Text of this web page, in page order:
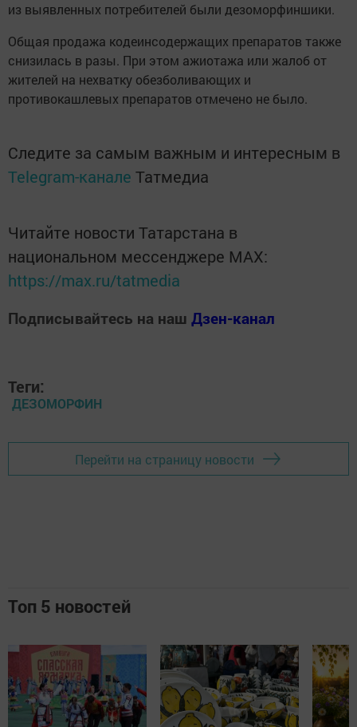
из выявленных потребителей были дезоморфиншики.
Общая продажа кодеинсодержащих препаратов также
снизилась в разы. При этом ажиотажа или жалоб от
жителей на нехватку обезболивающих и
противокашлевых препаратов отмечено не было.
Следите за самым важным и интересным в
Telegram-канале Татмедиа
Читайте новости Татарстана в
национальном мессенджере MАХ:
https://max.ru/tatmedia
Подписывайтесь на наш Дзен-канал
Теги:
ДЕЗОМОРФИН
Перейти на страницу новости
Топ 5 новостей